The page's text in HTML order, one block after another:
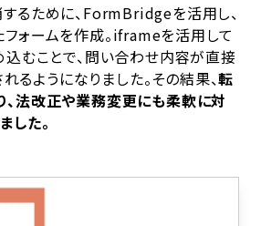
るために、FormBridgeを活用し、
ォームを作成。iframeを活用して
むことで、問い合わせ内容が直接
ようになりました。その結果、転
法改正や業務変更にも柔軟に対
した。